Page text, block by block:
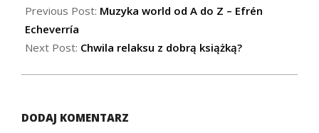
07-
23
Previous Post: Muzyka world od A do Z – Efrén
Echeverría
Next Post: Chwila relaksu z dobrą książką?
DODAJ KOMENTARZ